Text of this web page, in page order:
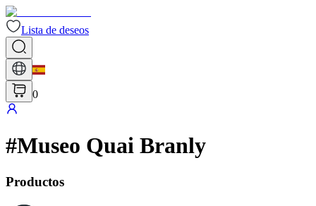
Lista de deseos
0
#Museo Quai Branly
Productos